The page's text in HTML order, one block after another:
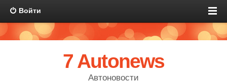
Войти
7 Autonews
Автоновости